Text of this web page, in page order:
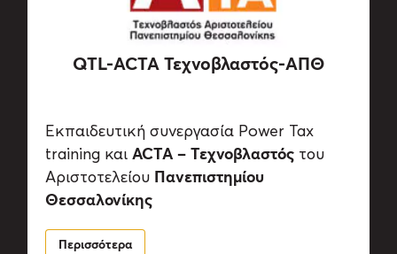
QTL-ACTA Τεχνοβλαστός-ΑΠΘ
Εκπαιδευτική συνεργασία Power Tax
training και ACTA – Τεχνοβλαστόςτου
Αριστοτελείου Πανεπιστημίου
Θεσσαλονίκης
Περισσότερα